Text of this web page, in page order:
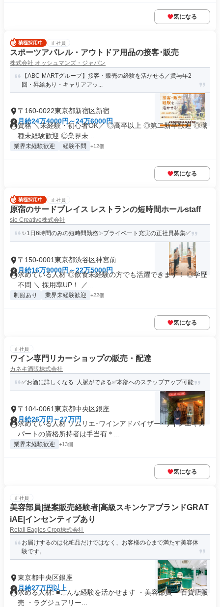
気になる
正社員
スポーツアパレル・アウトドア用品の接客･販売
株式会社 オッシュマンズ・ジャパン
【ABC-MARTグループ】接客・販売の経験を活かせる／賞与年2
回・昇給あり・キャリアアッ...
〒160-0022東京都新宿区新宿
月給24万4000円～24万6000円
資格 ＼未経験・初心者OK／ ◎高卒以上 ◎第二新卒歓迎 ◎職
種未経験歓迎 ◎業界未...
業界未経験歓迎 経験不問 +12個
気になる
正社員
原宿のサードプレイス レストランの短時間ホールstaff
sio Creative株式会社
✨1日6時間のみの短時間勤務✨プライベート充実の正社員募集✅
〒150-0001東京都渋谷区神宮前
月給16万9000円～22万5000円
求めている人材 ◎飲食未経験の方でも活躍できます！ ◎学歴
不問 ＼ 採用率UP！ ／...
制服あり 業界未経験歓迎 +22個
気になる
正社員
ワイン専門リカーショップの販売・配達
カネキ酒販株式会社
✅お酒に詳しくなる･人脈ができる✅本部へのステップアップ可能
〒104-0061東京都中央区銀座
月給26万円～27万円
求めている人材 ソムリエ･ワインアドバイザー･ワインエキス
パートの資格所持者は手当有＊...
業界未経験歓迎 +13個
気になる
正社員
美容部員|提案販売経験者|高級スキンケアブランドGRAT
iAE|インセンティブあり
Retail Eagles Crop株式会社
お届けするのは化粧品だけではなく、お客様の心まで満たす美容体
験です。
東京都中央区銀座
月給27万円以上
求める人材: ■こんな経験を活かせます ・美容部員 ・百貨店販
売 ・ラグジュアリー...